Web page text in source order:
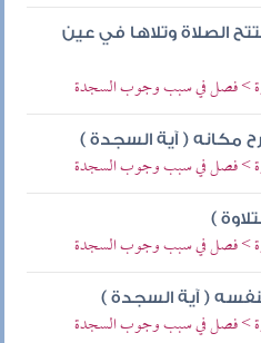
الصلاة وتلاها في عين
> فصل في سبب وجوب السجدة
مكانه ( آية السجدة )
> فصل في سبب وجوب السجدة
)
> فصل في سبب وجوب السجدة
( آية السجدة )
> فصل في سبب وجوب السجدة